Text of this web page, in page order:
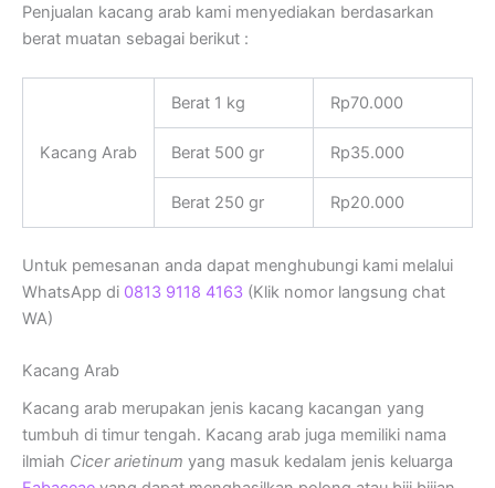
Penjualan kacang arab kami menyediakan berdasarkan
berat muatan sebagai berikut :
Kacang Arab
Berat 1 kg Rp70.000
Berat 500 gr Rp35.000
Berat 250 gr Rp20.000
Untuk pemesanan anda dapat menghubungi kami melalui
WhatsApp di 0813 9118 4163 (Klik nomor langsung chat
WA)
Kacang Arab
Kacang arab merupakan jenis kacang kacangan yang
tumbuh di timur tengah. Kacang arab juga memiliki nama
ilmiah Cicer arietinum yang masuk kedalam jenis keluarga